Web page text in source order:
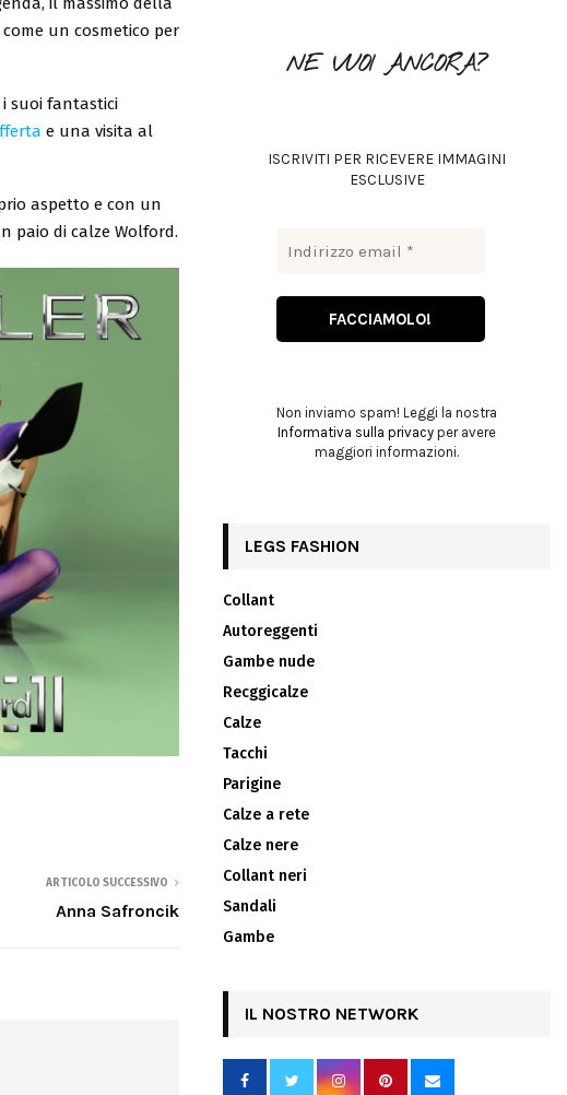
un cosmetico per
suoi fantastici
e una visita al
aspetto e con un
paio di calze Wolford.
ARTICOLO SUCCESSIVO
Anna Safroncik
NE VUOI ANCORA?
ISCRIVITI PER RICEVERE IMMAGINI
ESCLUSIVE
Non inviamo spam! Leggi la nostra
Informativa sulla privacy per avere
maggiori informazioni.
LEGS FASHION
Collant
Autoreggenti
Gambe nude
Recggicalze
Calze
Tacchi
Parigine
Calze a rete
Calze nere
Collant neri
Sandali
Gambe
IL NOSTRO NETWORK